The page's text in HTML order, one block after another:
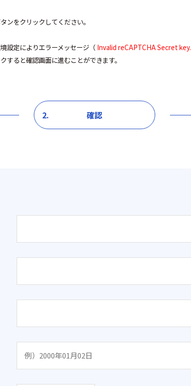
ンをクリックしてください。
設定によりエラーメッセージ（ Invalid reCAPTCHA Secret key.
すると確認画面に進むことができます。
2. 確認